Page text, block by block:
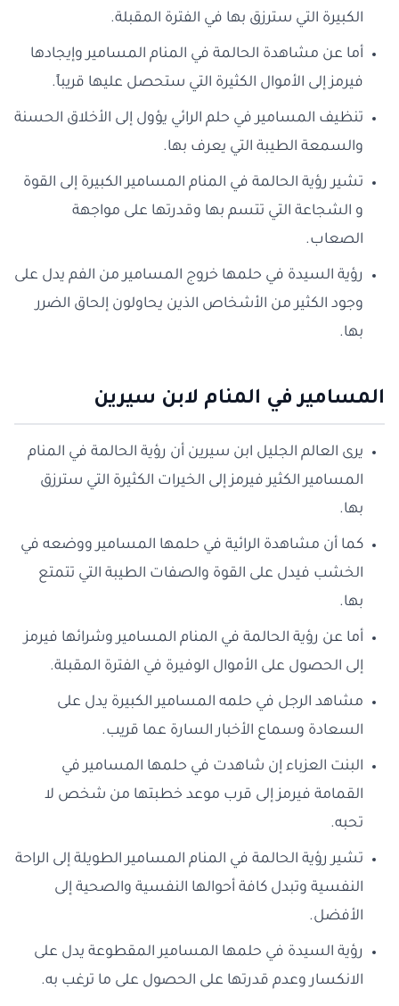
الكبيرة التي سترزق بها في الفترة المقبلة.
أما عن مشاهدة الحالمة في المنام المسامير وإيجادها
فيرمز إلى الأموال الكثيرة التي ستحصل عليها قريباً.
تنظيف المسامير في حلم الرائي يؤول إلى الأخلاق الحسنة
والسمعة الطيبة التي يعرف بها.
تشير رؤية الحالمة في المنام المسامير الكبيرة إلى القوة
و الشجاعة التي تتسم بها وقدرتها على مواجهة
الصعاب.
رؤية السيدة في حلمها خروج المسامير من الفم يدل على
وجود الكثير من الأشخاص الذين يحاولون إلحاق الضرر
بها.
المسامير في المنام لابن سيرين
يرى العالم الجليل ابن سيرين أن رؤية الحالمة في المنام
المسامير الكثير فيرمز إلى الخيرات الكثيرة التي سترزق
بها.
كما أن مشاهدة الرائية في حلمها المسامير ووضعه في
الخشب فيدل على القوة والصفات الطيبة التي تتمتع
بها.
أما عن رؤية الحالمة في المنام المسامير وشرائها فيرمز
إلى الحصول على الأموال الوفيرة في الفترة المقبلة.
مشاهد الرجل في حلمه المسامير الكبيرة يدل على
السعادة وسماع الأخبار السارة عما قريب.
البنت العزباء إن شاهدت في حلمها المسامير في
القمامة فيرمز إلى قرب موعد خطبتها من شخص لا
تحبه.
تشير رؤية الحالمة في المنام المسامير الطويلة إلى الراحة
النفسية وتبدل كافة أحوالها النفسية والصحية إلى
الأفضل.
رؤية السيدة في حلمها المسامير المقطوعة يدل على
الانكسار وعدم قدرتها على الحصول على ما ترغب به.